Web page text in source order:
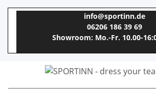
info@sportinn.de
06206 186 39 69
Showroom: Mo.-Fr. 10.00-